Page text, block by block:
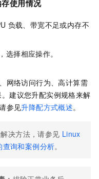
使用情况
负载、带宽不足或内存不
选择相应操作。
网络访问行为、高计算需
建议您升配实例规格来解
参见升降配方式概述。
决方法，请参见 Linux
查询和案例分析。